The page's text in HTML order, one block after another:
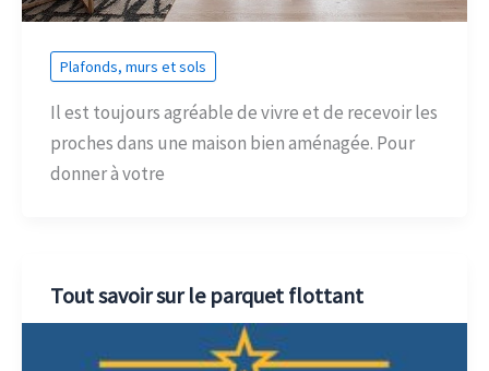
Plafonds, murs et sols
Il est toujours agréable de vivre et de recevoir les
proches dans une maison bien aménagée. Pour
donner à votre
Tout savoir sur le parquet flottant